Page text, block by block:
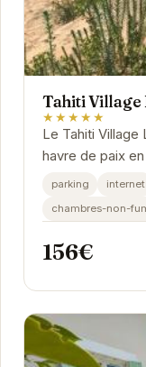
Tahiti Village
★★★★★
Le Tahiti Village
havre de paix
parking internet
chambres-non-
156€